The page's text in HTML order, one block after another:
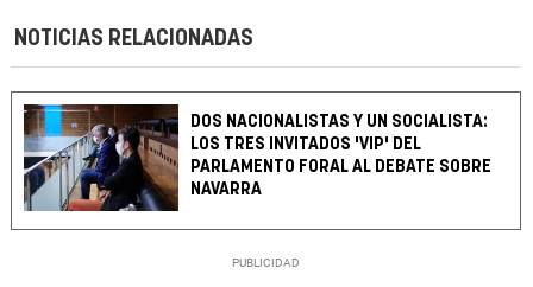
NOTICIAS RELACIONADAS
DOS NACIONALISTAS Y UN SOCIALISTA:
LOS TRES INVITADOS 'VIP' DEL
PARLAMENTO FORAL AL DEBATE SOBRE
NAVARRA